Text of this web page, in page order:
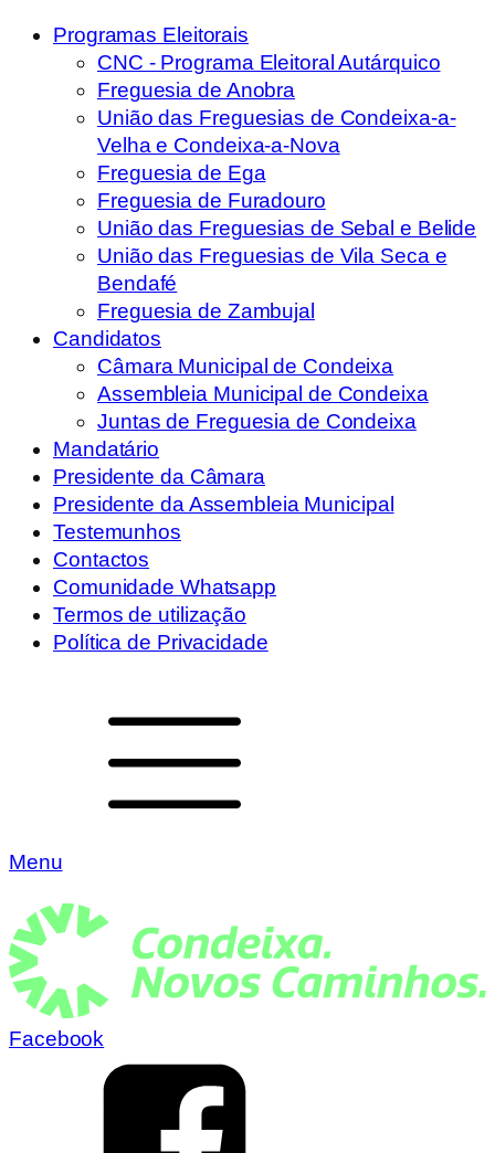
Programas Eleitorais
CNC - Programa Eleitoral Autárquico
Freguesia de Anobra
União das Freguesias de Condeixa-a-
Velha e Condeixa-a-Nova
Freguesia de Ega
Freguesia de Furadouro
União das Freguesias de Sebal e Belide
União das Freguesias de Vila Seca e
Bendafé
Freguesia de Zambujal
Candidatos
Câmara Municipal de Condeixa
Assembleia Municipal de Condeixa
Juntas de Freguesia de Condeixa
Mandatário
Presidente da Câmara
Presidente da Assembleia Municipal
Testemunhos
Contactos
Comunidade Whatsapp
Termos de utilização
Política de Privacidade
Menu
Facebook